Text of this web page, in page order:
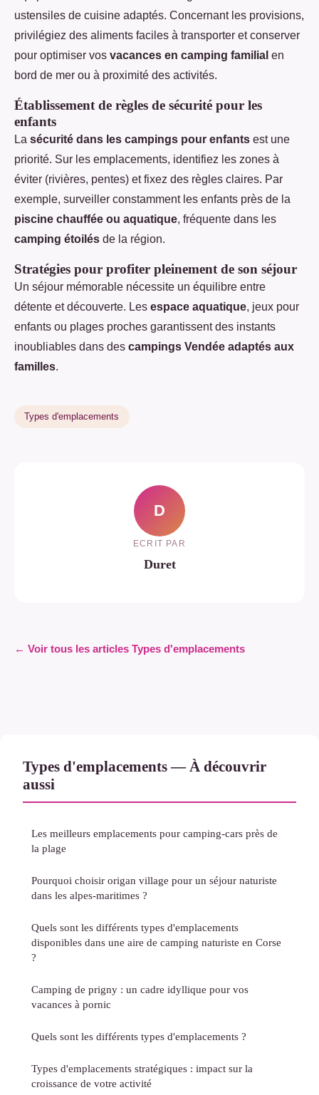
ustensiles de cuisine adaptés. Concernant les provisions,
privilégiez des aliments faciles à transporter et conserver
pour optimiser vos vacances en camping familial en
bord de mer ou à proximité des activités.
Établissement de règles de sécurité pour les
enfants
La sécurité dans les campings pour enfants est une
priorité. Sur les emplacements, identifiez les zones à
éviter (rivières, pentes) et fixez des règles claires. Par
exemple, surveiller constamment les enfants près de la
piscine chauffée ou aquatique, fréquente dans les
camping étoilés de la région.
Stratégies pour profiter pleinement de son séjour
Un séjour mémorable nécessite un équilibre entre
détente et découverte. Les espace aquatique, jeux pour
enfants ou plages proches garantissent des instants
inoubliables dans des campings Vendée adaptés aux
familles.
Types d'emplacements
D
ECRIT PAR
Duret
← Voir tous les articles Types d'emplacements
Types d'emplacements — À découvrir
aussi
Les meilleurs emplacements pour camping-cars près de
la plage
Pourquoi choisir origan village pour un séjour naturiste
dans les alpes-maritimes ?
Quels sont les différents types d'emplacements
disponibles dans une aire de camping naturiste en Corse
?
Camping de prigny : un cadre idyllique pour vos
vacances à pornic
Quels sont les différents types d'emplacements ?
Types d'emplacements stratégiques : impact sur la
croissance de votre activité